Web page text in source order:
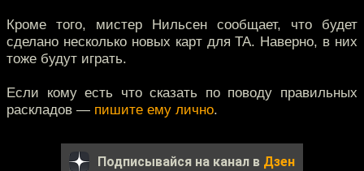
Кроме того, мистер Нильсен сообщает, что будет
сделано несколько новых карт для TA. Наверно, в них
тоже будут играть.
Если кому есть что сказать по поводу правильных
раскладов — пишите ему лично.
Подписывайся на канал в Дзен